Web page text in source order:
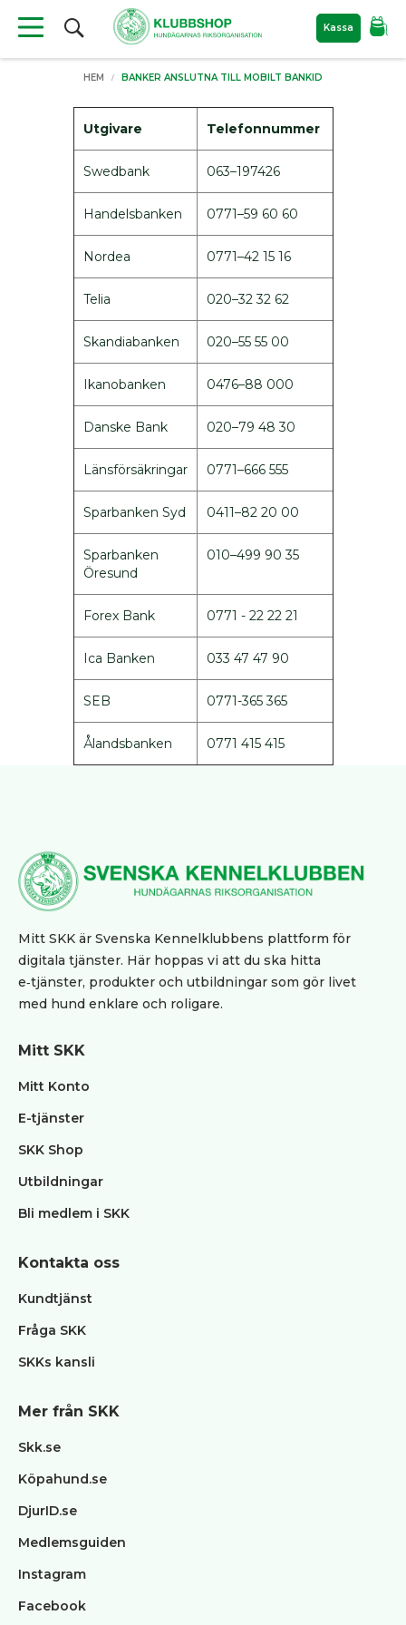
Kassa
Sök
Produkter
hundutställning
Hundkoppel
Hundböcker
Klubbmärken
Inteckningskort
Mjukishundar
Regnprodukter
Stolar/vagnar
Hundmotiv
Ryggsäck
Midjeväskor
Tjänster
klubbar
Blanketter
Kursmaterial
BPH
Utbildning
FAQ
HEM BANKER ANSLUTNA TILL MOBILT BANKID
Utgivare Telefonnummer
Swedbank 063–197426
Handelsbanken 0771–59 60 60
Nordea 0771–42 15 16
Telia 020–32 32 62
Skandiabanken 020–55 55 00
Ikanobanken 0476–88 000
Danske Bank 020–79 48 30
Länsförsäkringar 0771–666 555
Sparbanken Syd 0411–82 20 00
Sparbanken
Öresund
010–499 90 35
Forex Bank 0771 - 22 22 21
Ica Banken 033 47 47 90
SEB 0771-365 365
Ålandsbanken 0771 415 415
Mitt SKK är Svenska Kennelklubbens plattform för
digitala tjänster. Här hoppas vi att du ska hitta
e‑tjänster, produkter och utbildningar som gör livet
med hund enklare och roligare.
Mitt SKK
Mitt Konto
E-tjänster
SKK Shop
Utbildningar
Bli medlem i SKK
Kontakta oss
Kundtjänst
Fråga SKK
SKKs kansli
Mer från SKK
Skk.se
Köpahund.se
DjurID.se
Medlemsguiden
Instagram
Facebook